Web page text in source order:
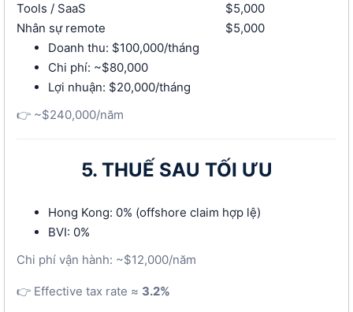
Tools / SaaS
$5,000
Nhân sự remote
$5,000
Doanh thu: $100,000/tháng
Chi phí: ~$80,000
Lợi nhuận: $20,000/tháng
👉 ~$240,000/năm
5. THUẾ SAU TỐI ƯU
Hong Kong: 0% (offshore claim hợp lệ)
BVI: 0%
Chi phí vận hành: ~$12,000/năm
👉 Effective tax rate ≈ 3.2%